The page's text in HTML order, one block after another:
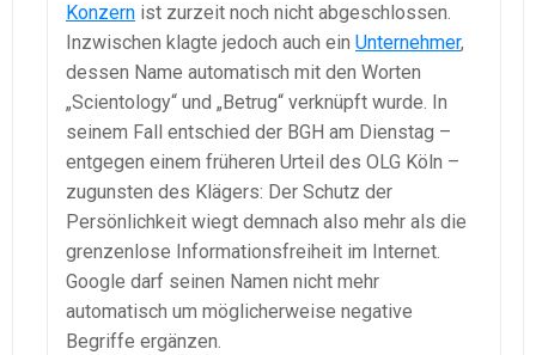
Konzern ist zurzeit noch nicht abgeschlossen.
Inzwischen klagte jedoch auch ein Unternehmer,
dessen Name automatisch mit den Worten
„Scientology“ und „Betrug“ verknüpft wurde. In
seinem Fall entschied der BGH am Dienstag –
entgegen einem früheren Urteil des OLG Köln –
zugunsten des Klägers: Der Schutz der
Persönlichkeit wiegt demnach also mehr als die
grenzenlose Informationsfreiheit im Internet.
Google darf seinen Namen nicht mehr
automatisch um möglicherweise negative
Begriffe ergänzen.